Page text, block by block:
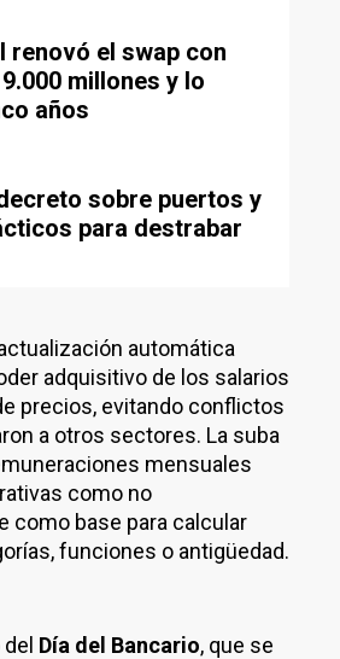
renovó el swap con
millones y lo
años
sobre puertos y
para destrabar
automática
adquisitivo de los salarios
precios, evitando conflictos
a otros sectores. La suba
mensuales
como no
como base para calcular
funciones o antigüedad.
Día del Bancario, que se